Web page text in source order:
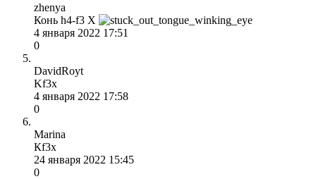
zhenya
Конь h4-f3 X
4 января 2022 17:51
0
DavidRoyt
Kf3x
4 января 2022 17:58
0
Marina
Кf3x
24 января 2022 15:45
0